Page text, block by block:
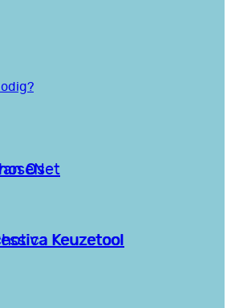
Os
Keuzetool
Keuzetool